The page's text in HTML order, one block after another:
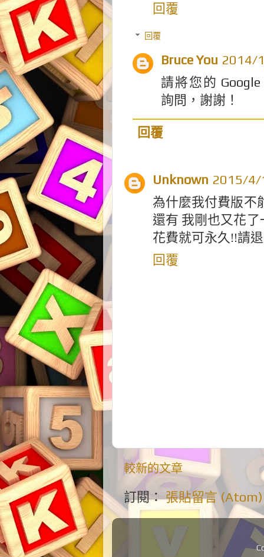
回覆
回覆
Bruce You 2014/
請將您的
詢問，謝謝！
回覆
Unknown 2015/4/
為什麼我付費版不
還有 我剛也又花
花費就可永久!!請
回覆
較新的文章
訂閱：張貼留言 (Atom)